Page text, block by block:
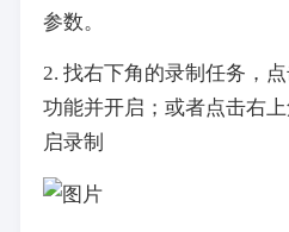
参数。
2. 找右下角的录制任务，
功能并开启；或者点击右
启录制